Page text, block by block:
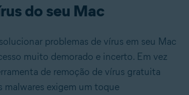
do seu Mac
problemas de vírus em seu Mac
muito demorado e incerto. Em vez
de remoção de vírus gratuita
malwares exigem um toque